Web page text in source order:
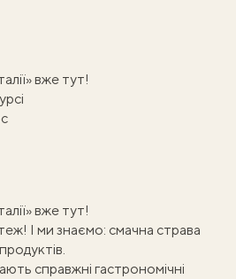
вже тут!
вже тут!
І ми знаємо: смачна страва
справжні гастрономічні